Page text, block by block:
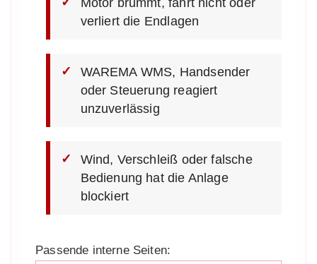
Motor brummt, fährt nicht oder
verliert die Endlagen
WAREMA WMS, Handsender
oder Steuerung reagiert
unzuverlässig
Wind, Verschleiß oder falsche
Bedienung hat die Anlage
blockiert
Passende interne Seiten: